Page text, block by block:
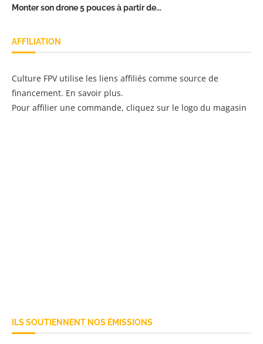
Monter son drone 5 pouces à partir de...
AFFILIATION
Culture FPV utilise les liens affiliés comme source de
financement. En savoir plus.
Pour affilier une commande, cliquez sur le logo du magasin
ILS SOUTIENNENT NOS ÉMISSIONS